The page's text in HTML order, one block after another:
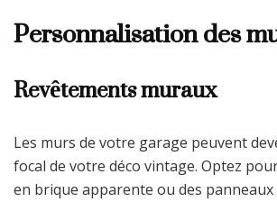
Personnalisation des
Revêtements muraux
Les murs de votre garage peuvent
focal de votre déco vintage. Optez
en brique apparente ou des panneaux